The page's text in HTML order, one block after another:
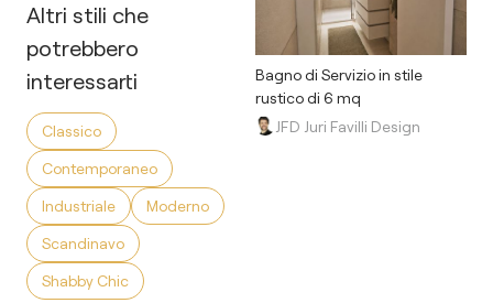
Altri stili che
potrebbero
interessarti
Classico
Contemporaneo
Industriale
Moderno
Scandinavo
Shabby Chic
Bagno di Servizio in stile
rustico di 6 mq
JFD Juri Favilli Design